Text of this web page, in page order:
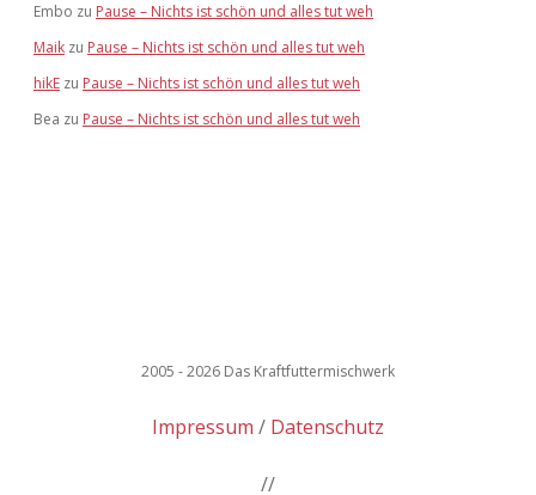
Embo zu Pause – Nichts ist schön und alles tut weh
Maik zu Pause – Nichts ist schön und alles tut weh
hikE zu Pause – Nichts ist schön und alles tut weh
Bea zu Pause – Nichts ist schön und alles tut weh
2005 - 2026 Das Kraftfuttermischwerk
Impressum Datenschutz
//